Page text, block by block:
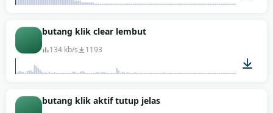
butang klik clear lembut
134 kb/s 1193
butang klik aktif tutup jelas